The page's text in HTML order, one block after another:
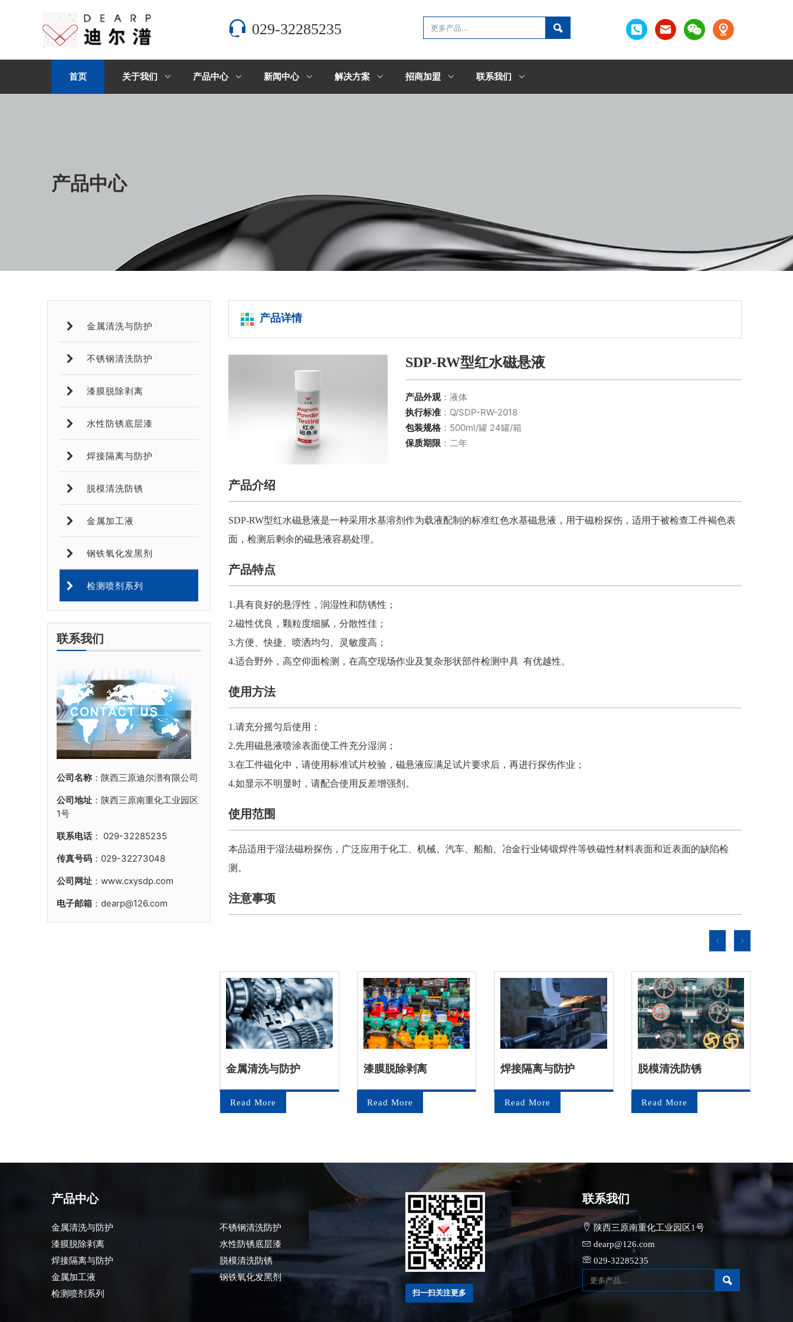
029-32285235
首页 关于我们 产品中心 新闻中心 解决方案 招商加盟 联系我们
产品中心
金属清洗与防护
不锈钢清洗防护
漆膜脱除剥离
水性防锈底层漆
焊接隔离与防护
脱模清洗防锈
金属加工液
钢铁氧化发黑剂
检测喷剂系列
联系我们
公司名称：陕西三原迪尔潽有限公司
公司地址 ：陕西三原南重化工业园区
1号
联系电话： 029-32285235
传真号码 ：029-32273048
公司网址 ：www.cxysdp.com
电子邮箱 ：dearp@126.com
产品详情
SDP-RW型红水磁悬液
产品外观：液体
执行标准：Q/SDP-RW-2018
包装规格：500ml/罐 24罐/箱
保质期限：二年
产品介绍
SDP-RW型红水磁悬液是一种采用水基溶剂作为载液配制的标准红色水基磁悬液，用于磁粉探伤，适用于被检查工件褐色表
面，检测后剩余的磁悬液容易处理。
产品特点
1.具有良好的悬浮性，润湿性和防锈性；
2.磁性优良，颗粒度细腻，分散性佳；
3.方便、快捷、喷洒均匀、灵敏度高；
4.适合野外，高空仰面检测，在高空现场作业及复杂形状部件检测中具 有优越性。
使用方法
1.请充分摇匀后使用；
2.先用磁悬液喷涂表面使工件充分湿润；
3.在工件磁化中，请使用标准试片校验，磁悬液应满足试片要求后，再进行探伤作业；
4.如显示不明显时，请配合使用反差增强剂。
使用范围
本品适用于湿法磁粉探伤，广泛应用于化工、机械、汽车、船舶、冶金行业铸锻焊件等铁磁性材料表面和近表面的缺陷检
测。
注意事项
金属清洗与防护
Read More
漆膜脱除剥离
Read More
焊接隔离与防护
Read More
脱模清洗防锈
Read More
产品中心
金属清洗与防护
不锈钢清洗防护
漆膜脱除剥离
水性防锈底层漆
焊接隔离与防护
脱模清洗防锈
金属加工液
钢铁氧化发黑剂
检测喷剂系列
扫一扫关注更多
联系我们
陕西三原南重化工业园区1号
dearp@126.com
029-32285235